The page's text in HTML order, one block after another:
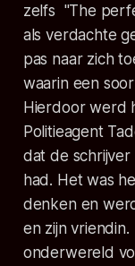
zelfs "The
als verdachte
pas naar zich
waarin een
Hierdoor werd
Politieagent
dat de
had. Het was
denken en
en zijn
onderwereld